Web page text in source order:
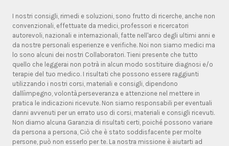
I nostri consigli, rimedi e soluzioni, sono frutto di ricerche, anche non
convenzionali, effettuate da medici, professori e ricercatori
autorevoli, nazionali e internazionali, fatte nell'arco degli ultimi anni e
da nostre personali esperienze e verifiche. Noi non siamo medici ma
lo sono alcuni dei nostri Collaboratori. Tieni presente che tutto
quello che leggerai non potrà in alcun modo sostituire diagnosi e/o
terapie del tuo medico. I risultati che possono essere raggiunti
utilizzando i nostri corsi, materiali e consigli, dipendono
dallíimpegno, volontà,perseveranza e attenzione nel mettere in
pratica le indicazioni ricevute. Non siamo responsabili per eventuali
danni avvenuti per un errato uso di corsi, materiali e consigli ricevuti.
Non diamo alcuna Garanzia di risultati certi, poiché possono variare
da persona a persona, Ciò che è stato soddisfacente per molte
persone, può non esserlo per te. La nostra missione è aiutarti ad